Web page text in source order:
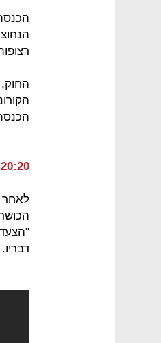
20:20 - אדלשטיין: אמנה מנהל למאבק בקורונה
לאחר